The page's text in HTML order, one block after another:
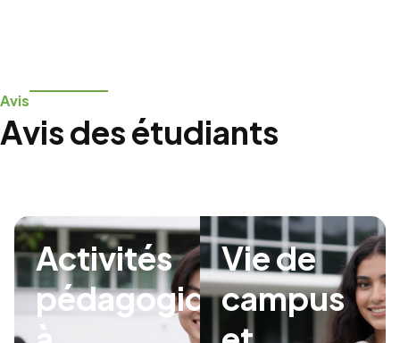
Avis
Avis des étudiants
Activités
pédagogiques
Vie de
campus